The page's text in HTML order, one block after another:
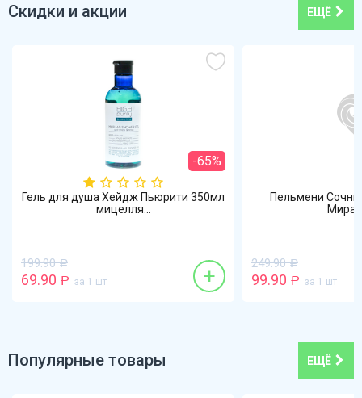
Скидки и акции ЕЩЁ
-65%
Гель для душа Хейдж Пьюрити 350мл
мицелля...
199.90 Р
69.90 Р за 1 шт +
Пельмени
249.90 Р
99.90 Р за 1 шт
Популярные товары ЕЩЁ